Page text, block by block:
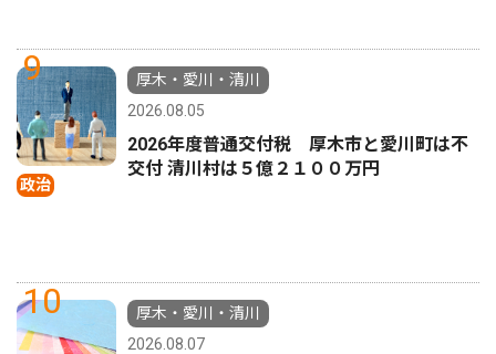
9
政治
厚木・愛川・清川
2026.08.05
2026年度普通交付税 厚木市と愛川町は不
交付 清川村は５億２１００万円
10
厚木・愛川・清川
2026.08.07